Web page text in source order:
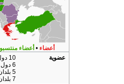
أعضاء•أعضاء منتسبون
عضوية